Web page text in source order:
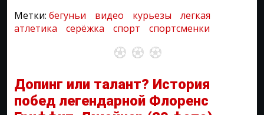
Метки: бегуньи видео курьезы
легкая
атлетика
серёжка спорт спортсменки
Допинг или талант? История
побед легендарной Флоренс